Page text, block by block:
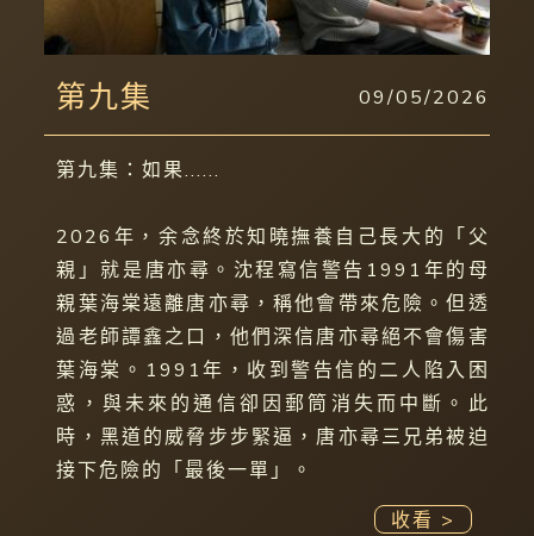
第九集 09/05/2026
第九集：如果......
2026年，余念終於知曉撫養自己長大的「父
親」就是唐亦尋。沈程寫信警告1991年的母
親葉海棠遠離唐亦尋，稱他會帶來危險。但透
過老師譚鑫之口，他們深信唐亦尋絕不會傷害
葉海棠。1991年，收到警告信的二人陷入困
惑，與未來的通信卻因郵筒消失而中斷。此
時，黑道的威脅步步緊逼，唐亦尋三兄弟被迫
接下危險的「最後一單」。
收看 >